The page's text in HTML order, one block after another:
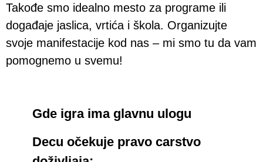
Takođe smo idealno mesto za programe ili
događaje jaslica, vrtića i škola. Organizujte
svoje manifestacije kod nas – mi smo tu da vam
pomognemo u svemu!
Gde igra ima glavnu ulogu
Decu očekuje pravo carstvo